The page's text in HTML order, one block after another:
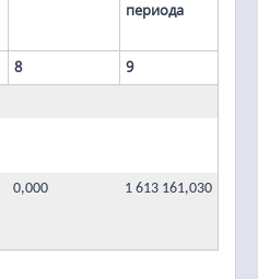
периода
8 9
0,000 1 613 161,030